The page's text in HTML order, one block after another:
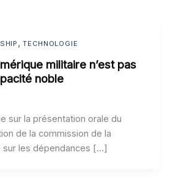
,TECHNOLOGIE
militaire n’est pas
noble
sur la présentation orale du
de la commission de la
sur les dépendances […]